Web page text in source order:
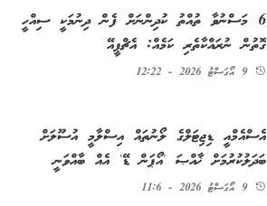
6 މަސްނުވާ ތުއްތު ކުދިންނަށް ފެން ދިނުމަކީ ސިއްހީ
ގޮތުން ނުރައްކާތެރި ކަމެއް: އެޗްޕީއޭ
9 އޯގަސްޓު 2026 - 12:22
އެސްއެމްއީ ޑިޖިޓަލްގެ ލޯނުތައް އިސްލާމީ އުސޫލަށް
ބަދަލުކުރުމަށް ޚާއްޞަ 'އޯޕަން ޑޭ' އެއް ބާއްވަނީ
9 އޯގަސްޓު 2026 - 11:6